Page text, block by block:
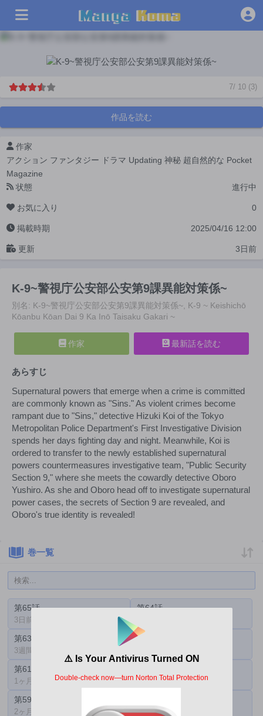
7/ 10 (3)
作品を読む
作家
アクション ファンタジー ドラマ Updating 神秘 超自然的な Pocket
Magazine
状態
進行中
お気に入り 0
掲載時期 2025/04/16 12:00
更新 3日前
K-9~警視庁公安部公安第9課異能対策係~
別名: K-9~警視庁公安部公安第9課異能対策係~, K-9 ~ Keishichō
Kōanbu Kōan Dai 9 Ka Inō Taisaku Gakari ~
作家 最新話を読む
あらすじ
Supernatural powers that emerge when a crime is committed
are commonly known as "Sins." As violent crimes become
rampant due to "Sins," detective Hizuki Koi of the Tokyo
Metropolitan Police Department's First Investigative Division
spends her days fighting day and night. Meanwhile, Koi is
ordered to transfer to the newly established supernatural
powers countermeasures investigative team, "Public Security
Section 9," where she meets the cowardly detective Oboro
Yushiro. As she and Oboro head off to investigate supernatural
power cases, the secrets of Section 9 are revealed, and
Oboro's true identity is revealed!
巻一覧
第65話
3日前
第64話
第63話
3週間前
第62話
第61話
1ヶ月前 2ヶ月前
第59話
2ヶ月前 2ヶ月前